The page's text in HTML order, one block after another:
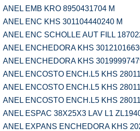
ANEL EMB KRO 8950431704 M
ANEL ENC KHS 301104440240 M
ANEL ENC SCHOLLE AUT FILL
ANEL ENCHEDORA KHS
ANEL ENCHEDORA KHS
ANEL ENCOSTO ENCH.L5 KHS
ANEL ENCOSTO ENCH.L5 KHS
ANEL ENCOSTO ENCH.L5 KHS
ANEL ESPAC 38X25X3 LAV L1
ANEL EXPANS ENCHEDORA KHS